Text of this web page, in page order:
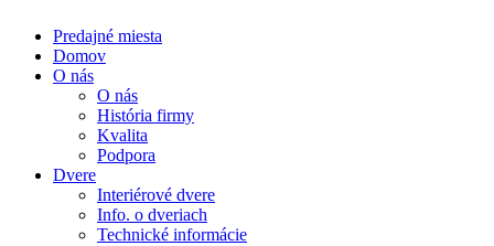
Predajné miesta
Domov
O nás
O nás
História firmy
Kvalita
Podpora
Dvere
Interiérové dvere
Info. o dveriach
Technické informácie